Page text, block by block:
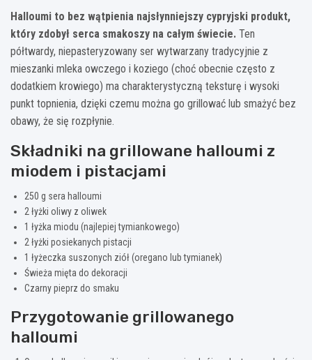
Halloumi to bez wątpienia najsłynniejszy cypryjski produkt,
który zdobył serca smakoszy na całym świecie. Ten
półtwardy, niepasteryzowany ser wytwarzany tradycyjnie z
mieszanki mleka owczego i koziego (choć obecnie często z
dodatkiem krowiego) ma charakterystyczną teksturę i wysoki
punkt topnienia, dzięki czemu można go grillować lub smażyć bez
obawy, że się rozpłynie.
Składniki na grillowane halloumi z
miodem i pistacjami
250 g sera halloumi
2 łyżki oliwy z oliwek
1 łyżka miodu (najlepiej tymiankowego)
2 łyżki posiekanych pistacji
1 łyżeczka suszonych ziół (oregano lub tymianek)
Świeża mięta do dekoracji
Czarny pieprz do smaku
Przygotowanie grillowanego
halloumi